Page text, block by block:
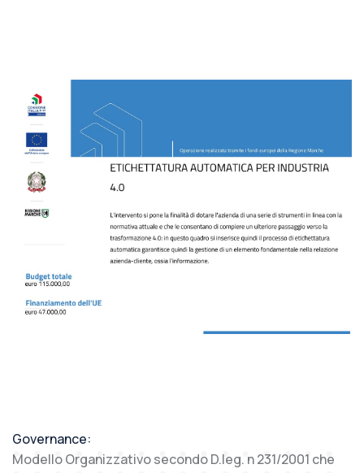
Governance:
Modello Organizzativo secondo D.leg. n 231/2001 che